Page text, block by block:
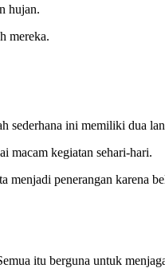
hujan.
mereka.
sederhana ini memiliki dua
macam kegiatan sehari-hari.
menjadi penerangan karena
itu berguna untuk